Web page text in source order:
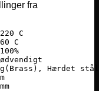
fra
C
C
Hærdet stål